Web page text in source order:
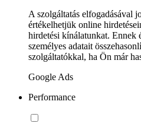
A szolgáltatás elfogadásával
értékelhetjük online
hirdetési kínálatunkat. Ennek
személyes adatait
szolgáltatókkal, ha Ön már
Google Ads
Performance